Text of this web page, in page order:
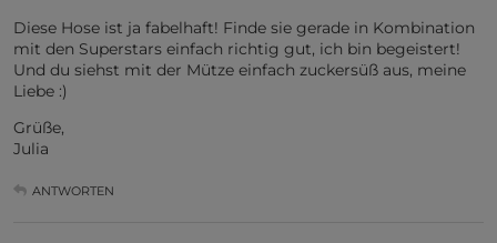
Diese Hose ist ja fabelhaft! Finde sie gerade in Kombination
mit den Superstars einfach richtig gut, ich bin begeistert!
Und du siehst mit der Mütze einfach zuckersüß aus, meine
Liebe :)
Grüße,
Julia
ANTWORTEN